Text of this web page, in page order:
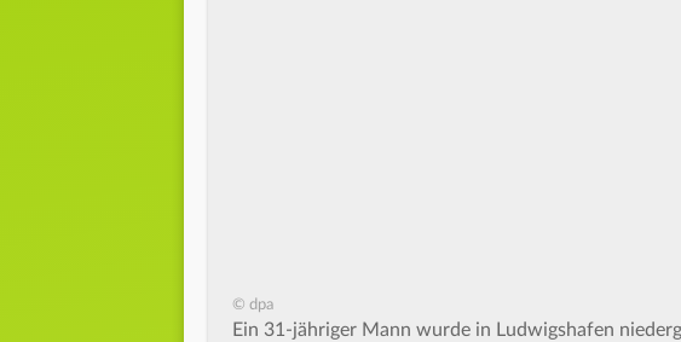
© dpa
Ein 31-jähriger Mann wurde in Ludwigshafen